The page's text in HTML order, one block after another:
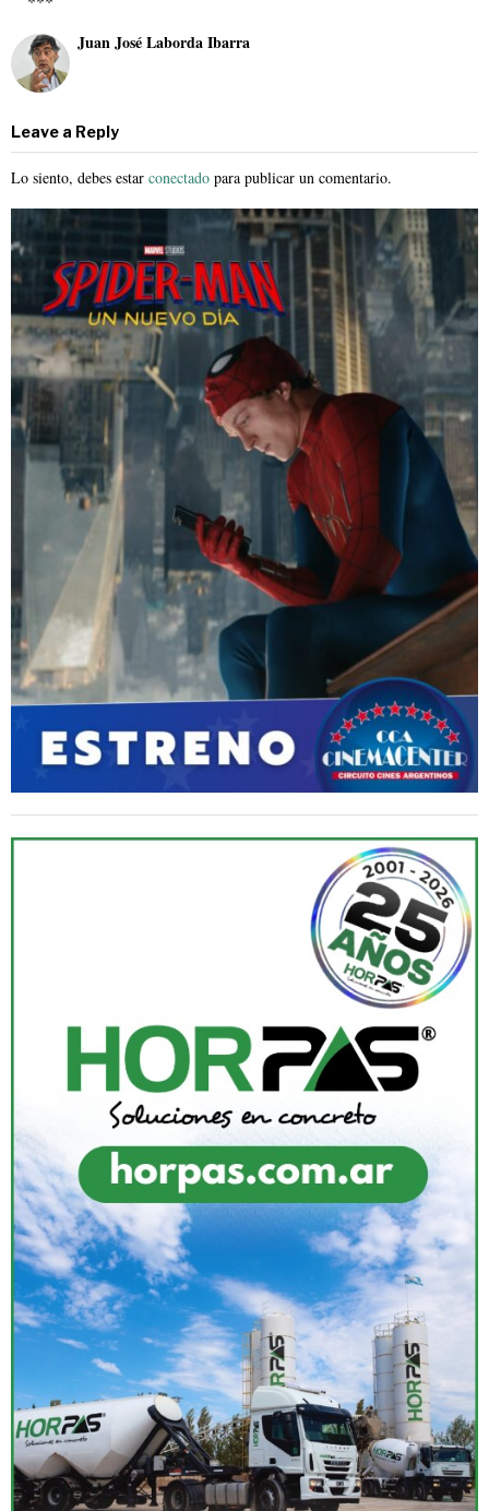
Juan José Laborda Ibarra
Leave a Reply
Lo siento, debes estar conectado para publicar un comentario.